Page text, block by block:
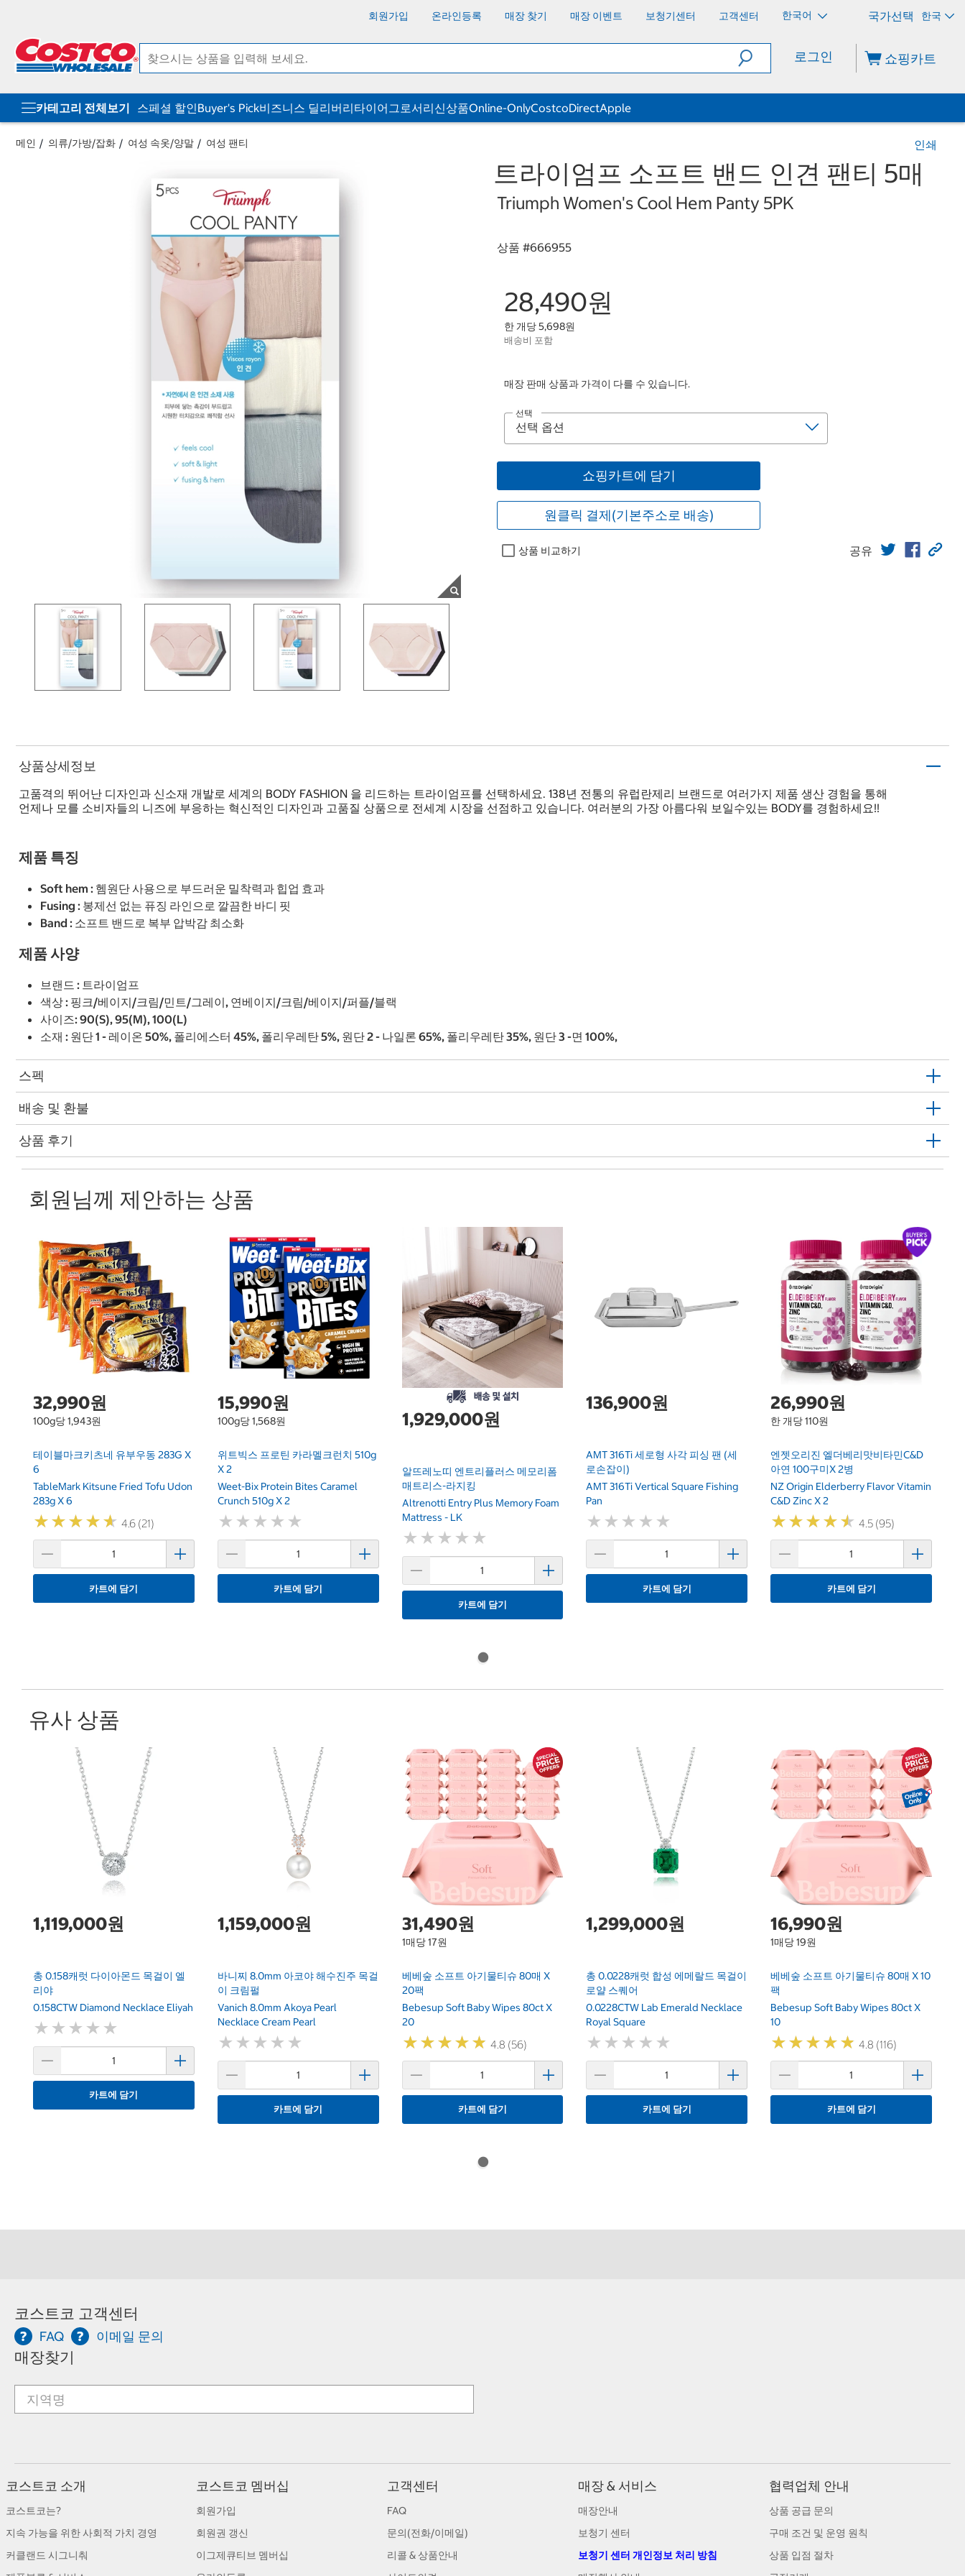
회원가입 온라인등록 매장 찾기 매장 이벤트 보청기센터 고객센터 한국어 한국
로그인 쇼핑카트
카테고리 전체보기 스페셜 할인Buyer's Pick비즈니스 딜리버리타이어그로서리신상품Online-OnlyCostcoDirectApple
메인 의류/가방/잡화 여성 속옷/양말 여성 팬티 인쇄
트라이엄프 소프트 밴드 인견 팬티 5매
Triumph Women's Cool Hem Panty 5PK
상품 #666955
28,490원
한 개당 5,698원
배송비 포함
매장 판매 상품과 가격이 다를 수 있습니다.
선택
쇼핑카트에 담기
원클릭 결제(기본주소로 배송)
상품 비교하기 공유
상품상세정보
고품격의 뛰어난 디자인과 신소재 개발로 세계의 BODY FASHION 을 리드하는 트라이엄프를 선택하세요. 138년 전통의 유럽란제리 브랜드로 여러가지 제품 생산 경험을 통해
언제나 모를 소비자들의 니즈에 부응하는 혁신적인 디자인과 고품질 상품으로 전세계 시장을 선점하고 있습니다. 여러분의 가장 아름다워 보일수있는 BODY를 경험하세요!!
제품 특징
Soft hem : 헴원단 사용으로 부드러운 밀착력과 힙업 효과
Fusing : 봉제선 없는 퓨징 라인으로 깔끔한 바디 핏
Band : 소프트 밴드로 복부 압박감 최소화
제품 사양
브랜드 : 트라이엄프
색상 : 핑크/베이지/크림/민트/그레이, 연베이지/크림/베이지/퍼플/블랙
사이즈: 90(S), 95(M), 100(L)
소재 : 원단 1 - 레이온 50%, 폴리에스터 45%, 폴리우레탄 5%, 원단 2 - 나일론 65%, 폴리우레탄 35%, 원단 3 -면 100%,
스펙
배송 및 환불
상품 후기
회원님께 제안하는 상품
32,990원
100g당 1,943원
테이블마크키츠네 유부우동 283G X
6
TableMark Kitsune Fried Tofu Udon
283g X 6
★★★★★
★★★★★ 4.6 (21)
카트에 담기
15,990원
100g당 1,568원
위트빅스 프로틴 카라멜크런치 510g
X 2
Weet-Bix Protein Bites Caramel
Crunch 510g X 2
★ ★ ★ ★ ★
★ ★ ★ ★ ★
카트에 담기
1,929,000원
알뜨레노띠 엔트리플러스 메모리폼
매트리스-라지킹
Altrenotti Entry Plus Memory Foam
Mattress - LK
★ ★ ★ ★ ★
★ ★ ★ ★ ★
카트에 담기
136,900원
AMT 316Ti 세로형 사각 피싱 팬 (세
로손잡이)
AMT 316Ti Vertical Square Fishing
Pan
★ ★ ★ ★ ★
★ ★ ★ ★ ★
카트에 담기
26,990원
한 개당 110원
엔젯오리진 엘더베리맛비타민C&D
아연 100구미x 2병
NZ Origin Elderberry Flavor Vitamin
C&D Zinc X 2
★★★★★
★★★★★ 4.5 (95)
카트에 담기
유사 상품
1,119,000원
총 0.158캐럿 다이아몬드 목걸이 엘
리야
0.158CTW Diamond Necklace Eliyah
★ ★ ★ ★ ★
★ ★ ★ ★ ★
카트에 담기
1,159,000원
바니찌 8.0mm 아코야 해수진주 목걸
이 크림펄
Vanich 8.0mm Akoya Pearl
Necklace Cream Pearl
★ ★ ★ ★ ★
★ ★ ★ ★ ★
카트에 담기
31,490원
1매당 17원
베베숲 소프트 아기물티슈 80매 X
20팩
Bebesup Soft Baby Wipes 80ct X
20
★★★★★
★★★★★ 4.8 (56)
카트에 담기
1,299,000원
총 0.0228캐럿 합성 에메랄드 목걸이
로얄 스퀘어
0.0228CTW Lab Emerald Necklace
Royal Square
★ ★ ★ ★ ★
★ ★ ★ ★ ★
카트에 담기
16,990원
1매당 19원
베베숲 소프트 아기물티슈 80매 X 10
팩
Bebesup Soft Baby Wipes 80ct X
10
★★★★★
★★★★★ 4.8 (116)
카트에 담기
코스트코 고객센터
FAQ 이메일 문의
매장찾기
코스트코 소개
코스트코는?
지속 가능을 위한 사회적 가치 경영
커클랜드 시그니춰
코스트코 멤버십
회원가입
회원권 갱신
이그제큐티브 멤버십
고객센터
FAQ
문의(전화/이메일)
리콜 & 상품안내
매장 & 서비스
매장안내
보청기 센터
보청기 센터 개인정보 처리 방침
협력업체 안내
상품 공급 문의
구매 조건 및 운영 원칙
상품 입점 절차